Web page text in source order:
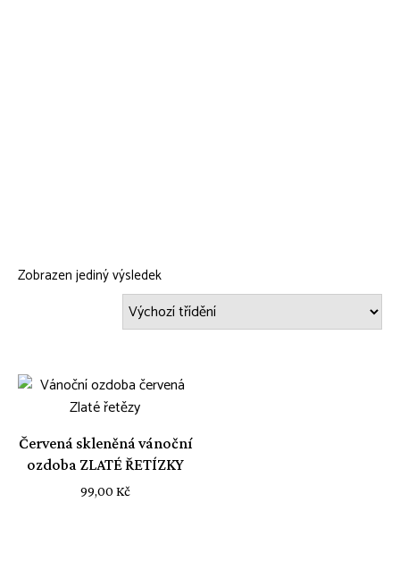
Zobrazen jediný výsledek
Červená skleněná vánoční
ozdoba ZLATÉ ŘETÍZKY
99,00 Kč